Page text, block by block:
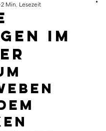
im
2 Min. Lesezeit